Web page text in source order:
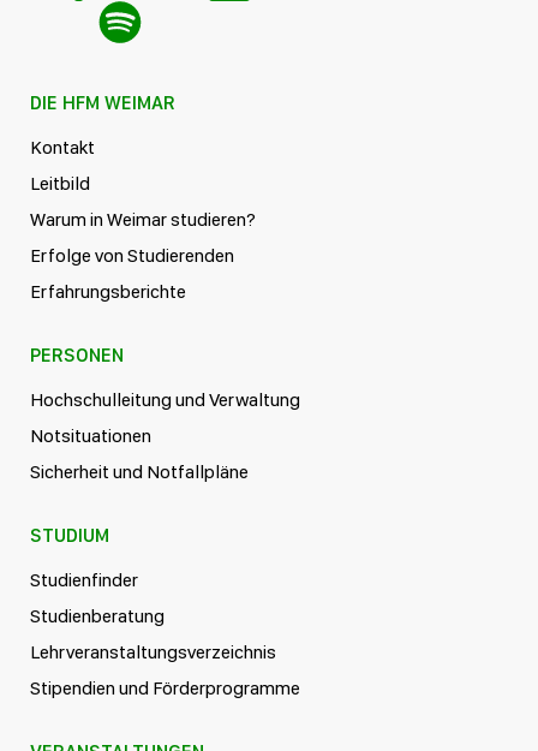
DIE HFM WEIMAR
Kontakt
Leitbild
Warum in Weimar studieren?
Erfolge von Studierenden
Erfahrungsberichte
PERSONEN
Hochschulleitung und Verwaltung
Notsituationen
Sicherheit und Notfallpläne
STUDIUM
Studienfinder
Studienberatung
Lehrveranstaltungsverzeichnis
Stipendien und Förderprogramme